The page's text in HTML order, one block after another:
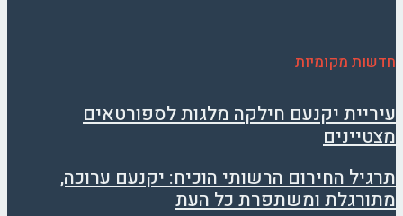
חדשות מקומיות
עיריית יקנעם חילקה מלגות לספורטאים
מצטיינים
תרגיל החירום הרשותי הוכיח: יקנעם ערוכה,
מתורגלת ומשתפרת כל העת